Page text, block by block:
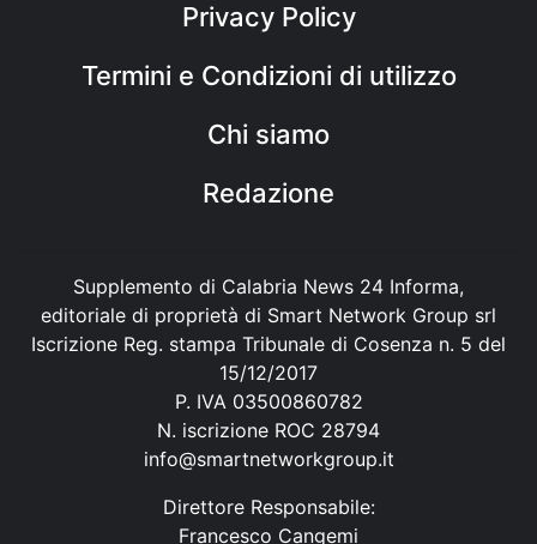
Privacy Policy
Termini e Condizioni di utilizzo
Chi siamo
Redazione
Supplemento di Calabria News 24 Informa,
editoriale di proprietà di Smart Network Group srl
Iscrizione Reg. stampa Tribunale di Cosenza n. 5 del
15/12/2017
P. IVA 03500860782
N. iscrizione ROC 28794
info@smartnetworkgroup.it
Direttore Responsabile:
Francesco Cangemi